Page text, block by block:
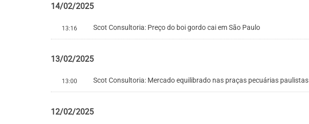
14/02/2025
13:16 Scot Consultoria: Preço do boi gordo cai em São Paulo
13/02/2025
13:00 Scot Consultoria: Mercado equilibrado nas praças pecuárias paulistas
12/02/2025